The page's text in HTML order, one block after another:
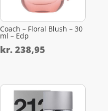
Coach – Floral Blush – 30
ml – Edp
kr. 238,95